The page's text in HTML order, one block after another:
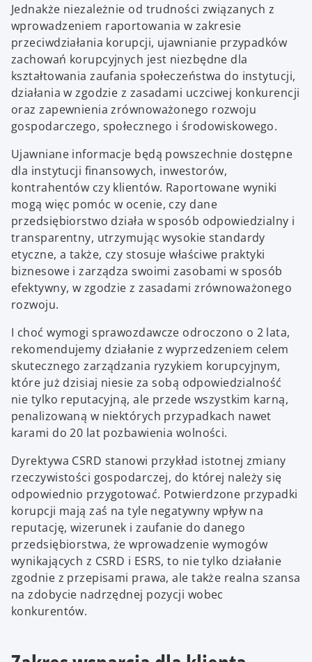
Jednakże niezależnie od trudności związanych z
wprowadzeniem raportowania w zakresie
przeciwdziałania korupcji, ujawnianie przypadków
zachowań korupcyjnych jest niezbędne dla
kształtowania zaufania społeczeństwa do instytucji,
działania w zgodzie z zasadami uczciwej konkurencji
oraz zapewnienia zrównoważonego rozwoju
gospodarczego, społecznego i środowiskowego.
Ujawniane informacje będą powszechnie dostępne
dla instytucji finansowych, inwestorów,
kontrahentów czy klientów. Raportowane wyniki
mogą więc pomóc w ocenie, czy dane
przedsiębiorstwo działa w sposób odpowiedzialny i
transparentny, utrzymując wysokie standardy
etyczne, a także, czy stosuje właściwe praktyki
biznesowe i zarządza swoimi zasobami w sposób
efektywny, w zgodzie z zasadami zrównoważonego
rozwoju.
I choć wymogi sprawozdawcze odroczono o 2 lata,
rekomendujemy działanie z wyprzedzeniem celem
skutecznego zarządzania ryzykiem korupcyjnym,
które już dzisiaj niesie za sobą odpowiedzialność
nie tylko reputacyjną, ale przede wszystkim karną,
penalizowaną w niektórych przypadkach nawet
karami do 20 lat pozbawienia wolności.
Dyrektywa CSRD stanowi przykład istotnej zmiany
rzeczywistości gospodarczej, do której należy się
odpowiednio przygotować. Potwierdzone przypadki
korupcji mają zaś na tyle negatywny wpływ na
reputację, wizerunek i zaufanie do danego
przedsiębiorstwa, że wprowadzenie wymogów
wynikających z CSRD i ESRS, to nie tylko działanie
zgodnie z przepisami prawa, ale także realna szansa
na zdobycie nadrzędnej pozycji wobec
konkurentów.